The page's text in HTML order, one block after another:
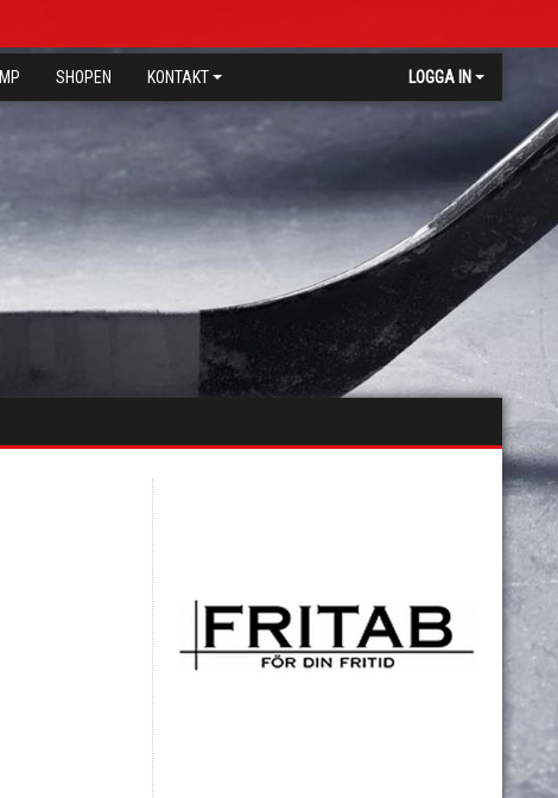
SHOPEN KONTAKT LOGGA IN